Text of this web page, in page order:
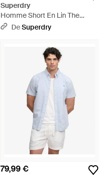
Superdry
Homme Short En Lin The
Merchant Store Taille - Bleu
DeSuperdry
79,99 €